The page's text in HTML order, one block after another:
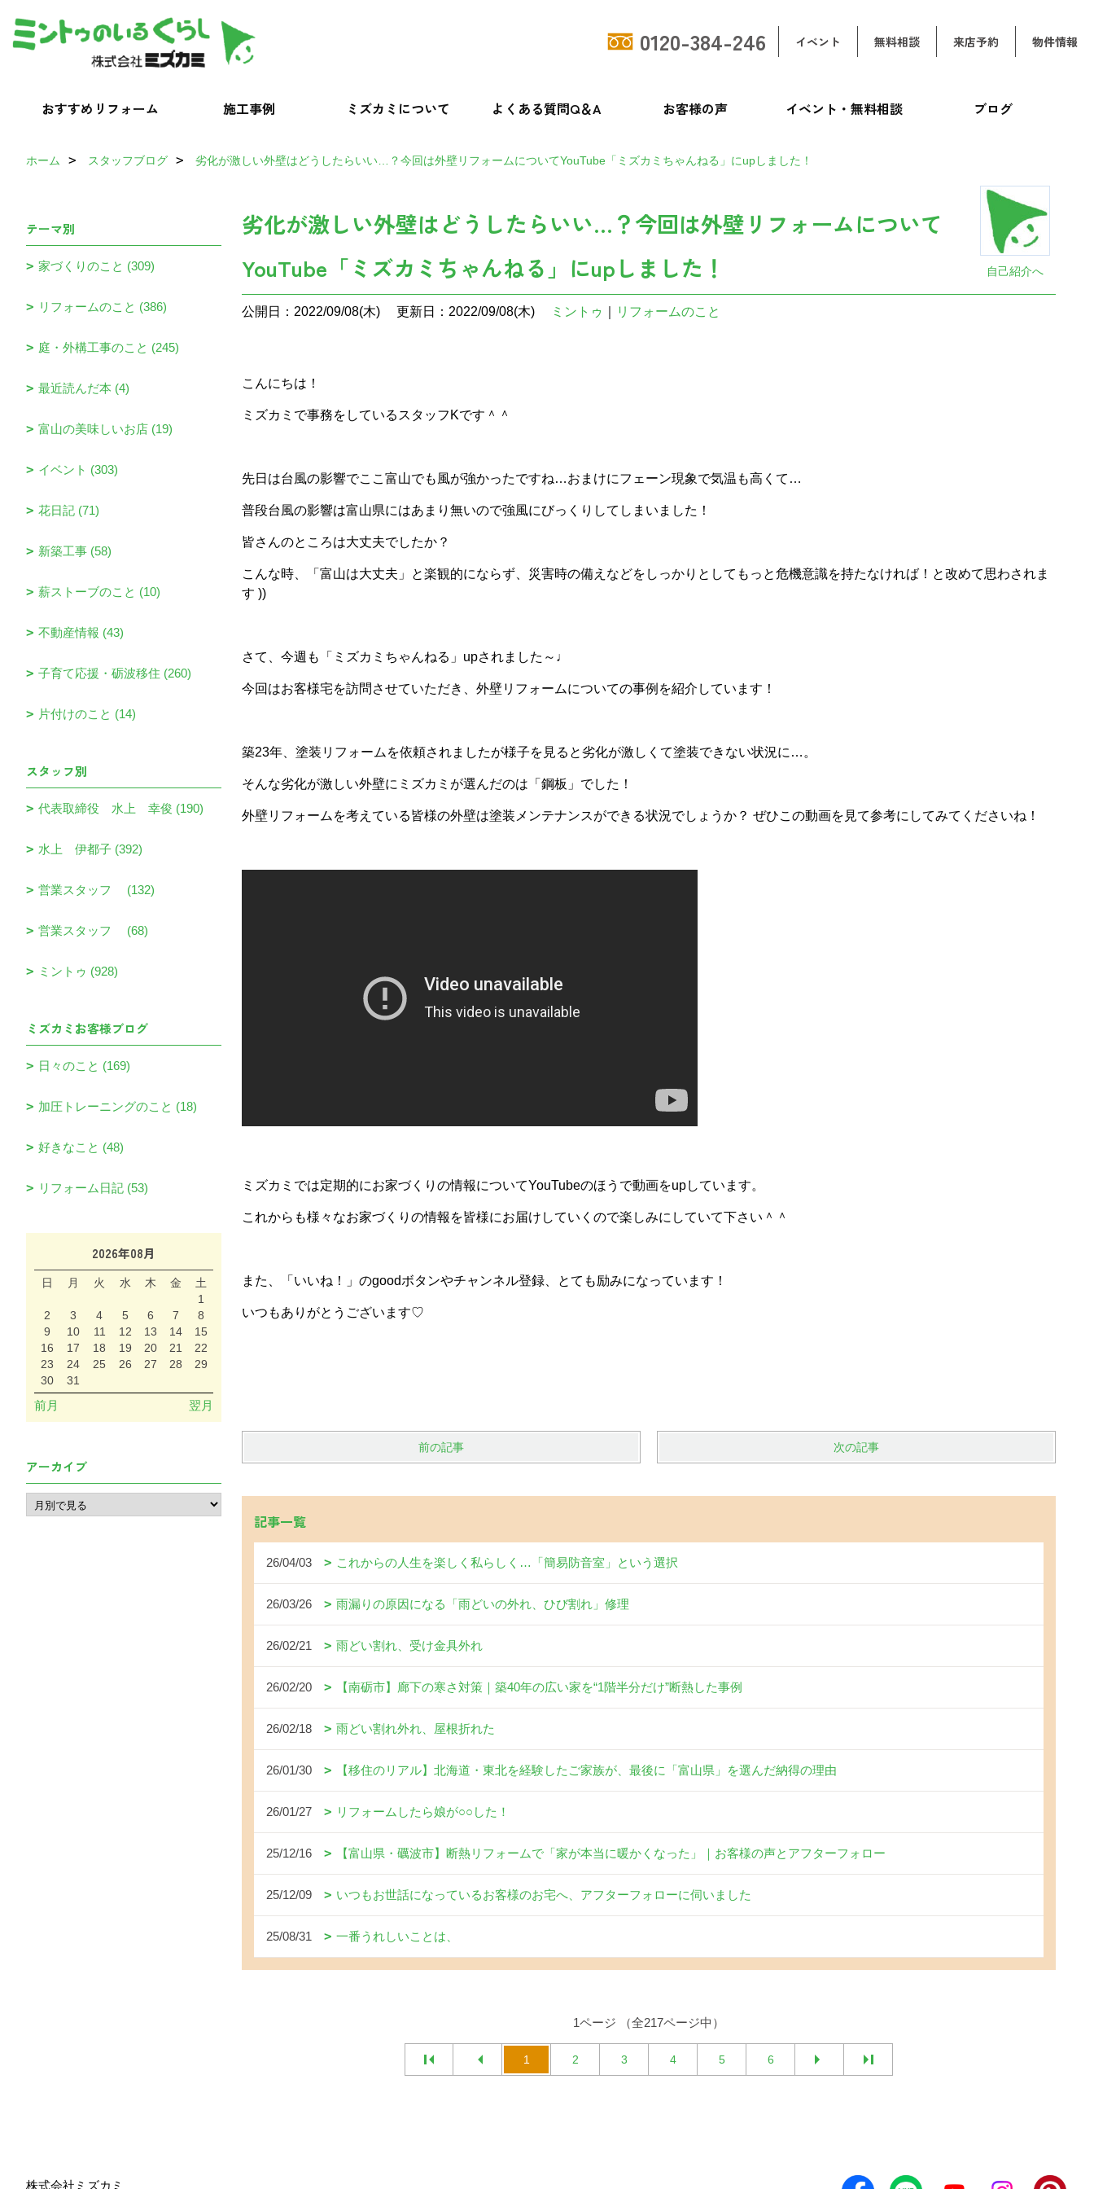
0120-384-246 イベント 無料相談 来店予約 物件情報
おすすめリフォーム 施工事例 ミズカミについて よくある質問Q＆A お客様の声 イベント・無料相談 ブログ
ホーム スタッフブログ 劣化が激しい外壁はどうしたらいい…？今回は外壁リフォームについてYouTube「ミズカミちゃんねる」にupしました！
自己紹介へ
劣化が激しい外壁はどうしたらいい…？今回は外壁リフォームについて
YouTube「ミズカミちゃんねる」にupしました！
公開日：2022/09/08(木) 更新日：2022/09/08(木) ミントゥ リフォームのこと
こんにちは！
ミズカミで事務をしているスタッフKです＾＾
先日は台風の影響でここ富山でも風が強かったですね…おまけにフェーン現象で気温も高くて…
普段台風の影響は富山県にはあまり無いので強風にびっくりしてしまいました！
皆さんのところは大丈夫でしたか？
こんな時、「富山は大丈夫」と楽観的にならず、災害時の備えなどをしっかりとしてもっと危機意識を持たなければ！と改めて思わされま
す ))
さて、今週も「ミズカミちゃんねる」upされました～♩
今回はお客様宅を訪問させていただき、外壁リフォームについての事例を紹介しています！
築23年、塗装リフォームを依頼されましたが様子を見ると劣化が激しくて塗装できない状況に…。
そんな劣化が激しい外壁にミズカミが選んだのは「鋼板」でした！
外壁リフォームを考えている皆様の外壁は塗装メンテナンスができる状況でしょうか？ ぜひこの動画を見て参考にしてみてくださいね！
ミズカミでは定期的にお家づくりの情報についてYouTubeのほうで動画をupしています。
これからも様々なお家づくりの情報を皆様にお届けしていくので楽しみにしていて下さい＾＾
また、「いいね！」のgoodボタンやチャンネル登録、とても励みになっています！
いつもありがとうございます♡
前の記事 次の記事
記事一覧
26/04/03 これからの人生を楽しく私らしく…「簡易防音室」という選択
26/03/26 雨漏りの原因になる「雨どいの外れ、ひび割れ」修理
26/02/21 雨どい割れ、受け金具外れ
26/02/20 【南砺市】廊下の寒さ対策｜築40年の広い家を“1階半分だけ”断熱した事例
26/02/18 雨どい割れ外れ、屋根折れた
26/01/30 【移住のリアル】北海道・東北を経験したご家族が、最後に「富山県」を選んだ納得の理由
26/01/27 リフォームしたら娘が○○した！
25/12/16 【富山県・礪波市】断熱リフォームで「家が本当に暖かくなった」｜お客様の声とアフターフォロー
25/12/09 いつもお世話になっているお客様のお宅へ、アフターフォローに伺いました
25/08/31 一番うれしいことは、
1ページ （全217ページ中）
1 2 3 4 5 6
テーマ別
家づくりのこと (309)
リフォームのこと (386)
庭・外構工事のこと (245)
最近読んだ本 (4)
富山の美味しいお店 (19)
イベント (303)
花日記 (71)
新築工事 (58)
薪ストーブのこと (10)
不動産情報 (43)
子育て応援・砺波移住 (260)
片付けのこと (14)
スタッフ別
代表取締役 水上 幸俊 (190)
水上 伊都子 (392)
営業スタッフ (132)
営業スタッフ (68)
ミントゥ (928)
ミズカミお客様ブログ
日々のこと (169)
加圧トレーニングのこと (18)
好きなこと (48)
リフォーム日記 (53)
2026年08月
日 月 火 水 木 金
土
1
2
3 4 5 6 7
8
9
10 11 12 13 14
15
16
17 18 19 20 21
22
23
24 25 26 27 28
29
30
31
前月 翌月
アーカイブ
株式会社ミズカミ